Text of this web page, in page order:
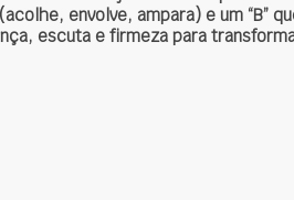
envolve, ampara) e um
escuta e firmeza para